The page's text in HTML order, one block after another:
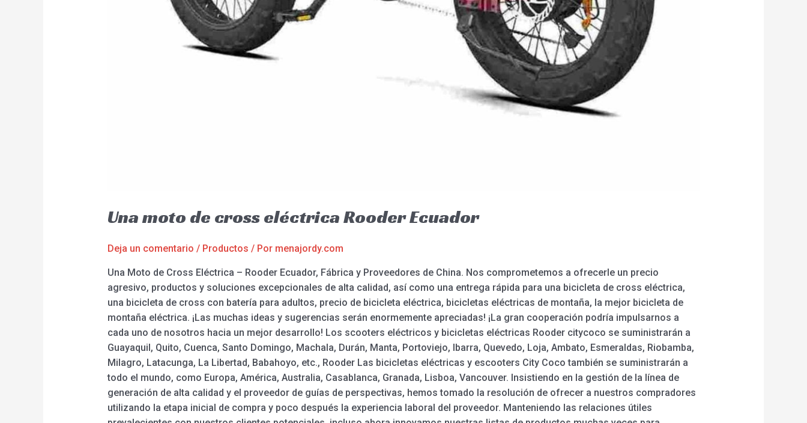
Una moto de cross eléctrica Rooder Ecuador
Deja un comentario / Productos / Por menajordy.com
Una Moto de Cross Eléctrica – Rooder Ecuador, Fábrica y Proveedores de China. Nos comprometemos a ofrecerle un precio
agresivo, productos y soluciones excepcionales de alta calidad, así como una entrega rápida para una bicicleta de cross eléctrica,
una bicicleta de cross con batería para adultos, precio de bicicleta eléctrica, bicicletas eléctricas de montaña, la mejor bicicleta de
montaña eléctrica. ¡Las muchas ideas y sugerencias serán enormemente apreciadas! ¡La gran cooperación podría impulsarnos a
cada uno de nosotros hacia un mejor desarrollo! Los scooters eléctricos y bicicletas eléctricas Rooder citycoco se suministrarán a
Guayaquil, Quito, Cuenca, Santo Domingo, Machala, Durán, Manta, Portoviejo, Ibarra, Quevedo, Loja, Ambato, Esmeraldas, Riobamba,
Milagro, Latacunga, La Libertad, Babahoyo, etc., Rooder Las bicicletas eléctricas y escooters City Coco también se suministrarán a
todo el mundo, como Europa, América, Australia, Casablanca, Granada, Lisboa, Vancouver. Insistiendo en la gestión de la línea de
generación de alta calidad y el proveedor de guías de perspectivas, hemos tomado la resolución de ofrecer a nuestros compradores
utilizando la etapa inicial de compra y poco después la experiencia laboral del proveedor. Manteniendo las relaciones útiles